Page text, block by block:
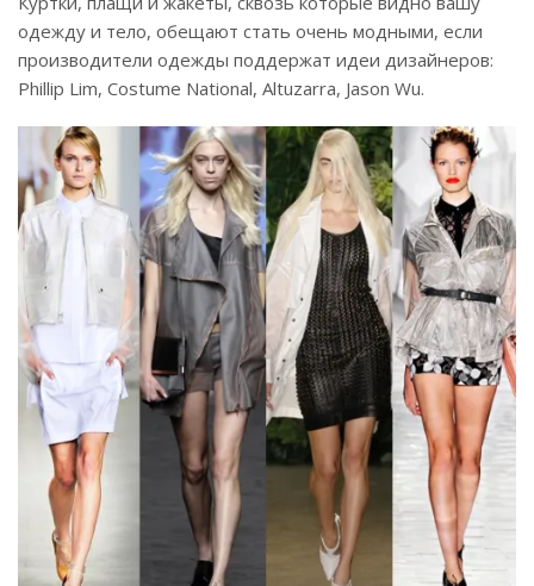
одежду и тело, обещают стать очень модными, если
производители одежды поддержат идеи дизайнеров:
Phillip Lim, Costume National, Altuzarra, Jason Wu.